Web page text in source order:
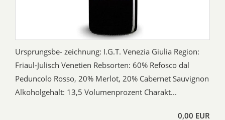
Ursprungsbe- zeichnung: I.G.T. Venezia Giulia Region:
Friaul-Julisch Venetien Rebsorten: 60% Refosco dal
Peduncolo Rosso, 20% Merlot, 20% Cabernet Sauvignon
Alkoholgehalt: 13,5 Volumenprozent Charakt...
0,00 EUR